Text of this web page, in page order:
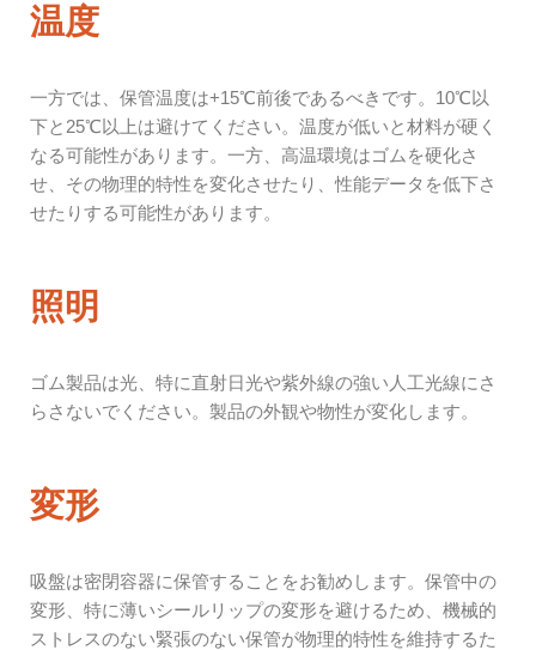
温度
一方では、保管温度は+15℃前後であるべきです。10℃以
下と25℃以上は避けてください。温度が低いと材料が硬く
なる可能性があります。一方、高温環境はゴムを硬化さ
せ、その物理的特性を変化させたり、性能データを低下さ
せたりする可能性があります。
照明
ゴム製品は光、特に直射日光や紫外線の強い人工光線にさ
らさないでください。製品の外観や物性が変化します。
変形
吸盤は密閉容器に保管することをお勧めします。保管中の
変形、特に薄いシールリップの変形を避けるため、機械的
ストレスのない緊張のない保管が物理的特性を維持するた